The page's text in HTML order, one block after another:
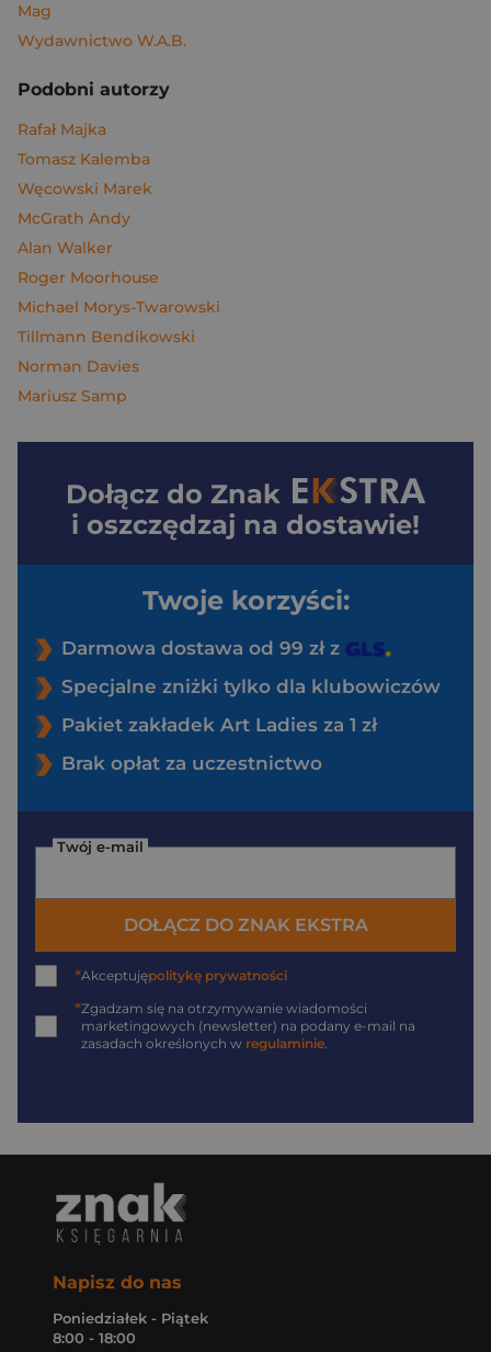
Mag
Wydawnictwo W.A.B.
Podobni autorzy
Rafał Majka
Tomasz Kalemba
Węcowski Marek
McGrath Andy
Alan Walker
Roger Moorhouse
Michael Morys-Twarowski
Tillmann Bendikowski
Norman Davies
Mariusz Samp
Dołącz do Znak
i oszczędzaj na dostawie!
Twoje korzyści:
Darmowa dostawa od 99 zł z
Specjalne zniżki tylko dla klubowiczów
Pakiet zakładek Art Ladies za 1 zł
Brak opłat za uczestnictwo
Twój e-mail
DOŁĄCZ DO ZNAK EKSTRA
*Akceptujępolitykę prywatności
*Zgadzam się na otrzymywanie wiadomości
marketingowych (newsletter) na podany e-mail na
zasadach określonych w regulaminie.
Napisz do nas
Poniedziałek - Piątek
8:00 - 18:00